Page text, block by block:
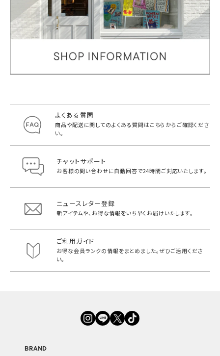
よくある質問
商品や配送に関してのよくある質問はこちらからご確認くださ
い。
チャットサポート
お客様の問い合わせに自動回答で24時間ご対応いたします。
ニュースレター登録
新アイテムや、お得な情報をいち早く お届けいたします。
ご利用ガイド
お得な会員ランクの情報をまとめました。ぜひご活用くださ
い。
BRAND